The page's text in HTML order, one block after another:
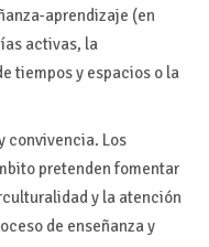
aprendizaje (en
activas, la
tiempos y espacios o la
convivencia. Los
pretenden fomentar
y la atención
de enseñanza y